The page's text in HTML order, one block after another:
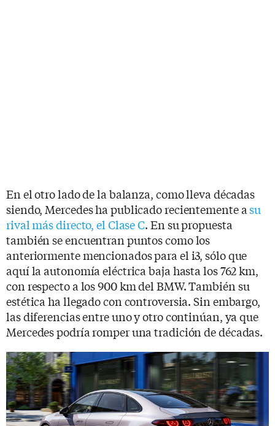
En el otro lado de la balanza, como lleva décadas
siendo, Mercedes ha publicado recientemente asu
rival más directo, el Clase C. En su propuesta
también se encuentran puntos como los
anteriormente mencionados para el i3, sólo que
aquí la autonomía eléctrica baja hasta los 762 km,
con respecto a los 900 km del BMW. También su
estética ha llegado con controversia. Sin embargo,
las diferencias entre uno y otro continúan, ya que
Mercedes podría romper una tradición de décadas.